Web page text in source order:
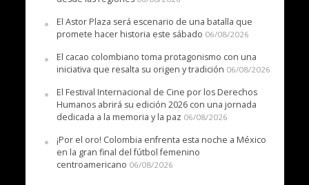
El Astor Plaza será escenario de una batalla que
promete hacer historia este sábado 06/08/2026
El cacao colombiano toma protagonismo con una
iniciativa que resalta su origen y tradición 06/08/2026
El Festival Internacional de Cine por los Derechos
Humanos abrirá su edición 2026 con una jornada
dedicada a la memoria y la paz 06/08/2026
¡Por el oro! Colombia enfrenta esta noche a México
en la gran final del fútbol femenino
centroamericano 06/08/2026